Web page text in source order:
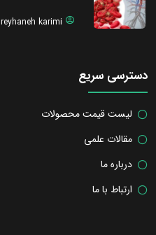
reyhaneh karimi
دسترسی سریع
لیست قیمت محصولات
مقالات علمی
درباره ما
ارتباط با ما